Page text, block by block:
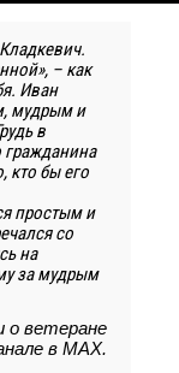
– как
Иван
мудрым и
в
гражданина
кто бы его
простым и
со
на
за мудрым
о ветеране
в МАХ.